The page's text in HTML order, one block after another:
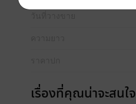
เรื่องที่คุณน่าจะสนใจ